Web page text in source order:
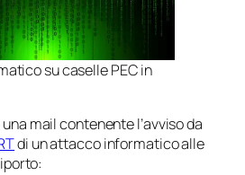
su caselle PEC in
mail contenente l’avviso da
di un attacco informatico alle